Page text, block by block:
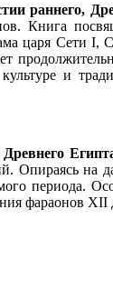
раннего,
Книга
царя Сети I,
и
Опираясь на
периода.
фараонов